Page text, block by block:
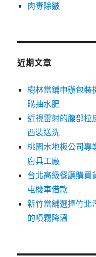
肉毒除皺
近期文章
樹林當鋪申辦包裝
購抽水肥
近視雷射的腹部拉
西裝送洗
桃園木地板公司專
廚具工廠
台北高級餐廳購買
屯機車借款
新竹當舖選擇竹北
的噴霧降溫